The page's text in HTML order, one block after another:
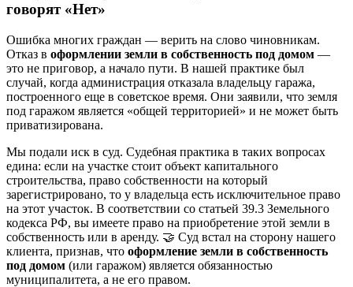
говорят «Нет»
Ошибка многих граждан — верить на слово чиновникам.
Отказ в оформлении земли в собственность под домом —
это не приговор, а начало пути. В нашей практике был
случай, когда администрация отказала владельцу гаража,
построенного еще в советское время. Они заявили, что земля
под гаражом является «общей территорией» и не может быть
приватизирована.
Мы подали иск в суд. Судебная практика в таких вопросах
едина: если на участке стоит объект капитального
строительства, право собственности на который
зарегистрировано, то у владельца есть исключительное право
на этот участок. В соответствии со статьей 39.3 Земельного
кодекса РФ, вы имеете право на приобретение этой земли в
собственность или в аренду. 🤝 Суд встал на сторону нашего
клиента, признав, что оформление земли в собственность
под домом (или гаражом) является обязанностью
муниципалитета, а не его правом.